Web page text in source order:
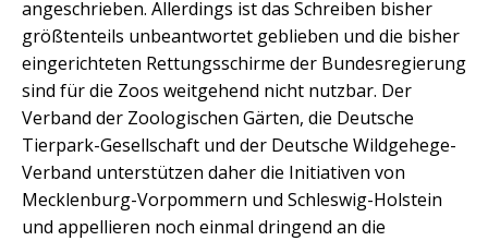
angeschrieben. Allerdings ist das Schreiben bisher
größtenteils unbeantwortet geblieben und die bisher
eingerichteten Rettungsschirme der Bundesregierung
sind für die Zoos weitgehend nicht nutzbar. Der
Verband der Zoologischen Gärten, die Deutsche
Tierpark-Gesellschaft und der Deutsche Wildgehege-
Verband unterstützen daher die Initiativen von
Mecklenburg-Vorpommern und Schleswig-Holstein
und appellieren noch einmal dringend an die